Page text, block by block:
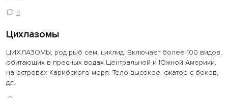
0
Цихлазомы
ЦИХЛАЗОМЫ, род рыб сем. цихлид. Включает более 100 видов,
обитающих в пресных водах Центральной и Южной Америки,
на островах Карибского моря. Тело высокое, сжатое с боков,
дл.